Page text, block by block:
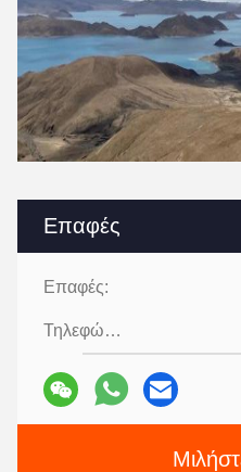
Επαφές
Επαφές:
Τηλεφώνημα: